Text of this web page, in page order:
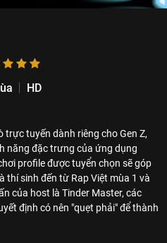
HD
tuyến dành riêng cho Gen Z,
năng đặc trưng của ứng dụng
profile được tuyển chọn sẽ góp
thí sinh đến từ Rap Việt mùa 1 và
của host là Tinder Master, các
định có nên "quẹt phải" để thành